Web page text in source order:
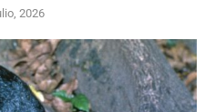
2026